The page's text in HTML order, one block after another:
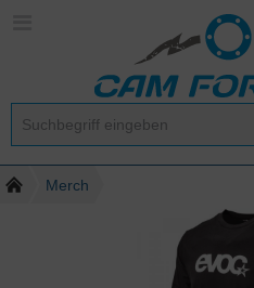
Merch